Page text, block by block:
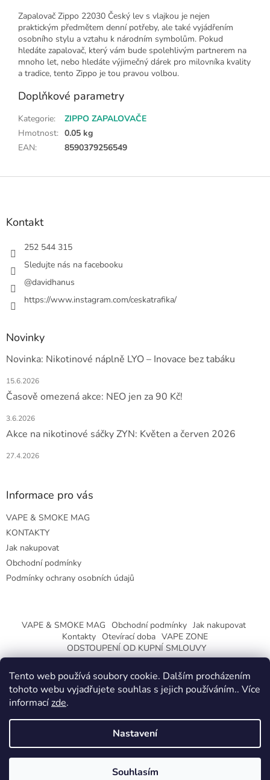
Tento web používá soubory cookie. Dalším procházením
tohoto webu vyjadřujete souhlas s jejich používáním.. Více
informacízde.
Nastavení
Souhlasím
KLIKNETE A DOZVÍTE SE VÍCE.
Zapalovač Zippo 22030 Český lev s vlajkou je nejen
praktickým předmětem denní potřeby, ale také vyjádřením
osobního stylu a vztahu k národním symbolům. Pokud
hledáte zapalovač, který vám bude spolehlivým partnerem na
mnoho let, nebo hledáte výjimečný dárek pro milovníka kvality
a tradice, tento Zippo je tou pravou volbou.
Doplňkové parametry
Kategorie:
ZIPPO ZAPALOVAČE
Hmotnost: 0.05 kg
EAN: 8590379256549
Z
Kontakt
252 544 315
Sledujte nás na facebooku
@davidhanus
https://www.instagram.com/ceskatrafika/
Novinky
Novinka: Nikotinové náplně LYO – Inovace bez tabáku
15.6.2026
Časově omezená akce: NEO jen za 90 Kč!
3.6.2026
Akce na nikotinové sáčky ZYN: Květen a červen 2026
27.4.2026
Informace pro vás
VAPE & SMOKE MAG
KONTAKTY
Jak nakupovat
Obchodní podmínky
Podmínky ochrany osobních údajů
VAPE & SMOKE MAG Obchodní podmínky Jak nakupovat
Kontakty Otevírací doba VAPE ZONE
ODSTOUPENÍ OD KUPNÍ SMLOUVY